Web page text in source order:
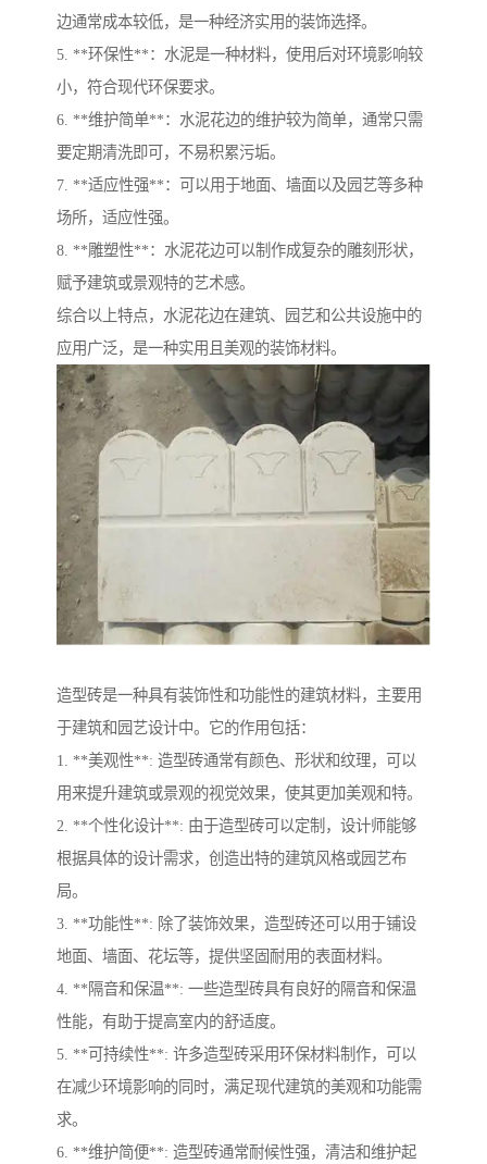
边通常成本较低，是一种经济实用的装饰选择。
5. **环保性**：水泥是一种材料，使用后对环境影响较
小，符合现代环保要求。
6. **维护简单**：水泥花边的维护较为简单，通常只需
要定期清洗即可，不易积累污垢。
7. **适应性强**：可以用于地面、墙面以及园艺等多种
场所，适应性强。
8. **雕塑性**：水泥花边可以制作成复杂的雕刻形状，
赋予建筑或景观特的艺术感。
综合以上特点，水泥花边在建筑、园艺和公共设施中的
应用广泛，是一种实用且美观的装饰材料。
造型砖是一种具有装饰性和功能性的建筑材料，主要用
于建筑和园艺设计中。它的作用包括：
1. **美观性**: 造型砖通常有颜色、形状和纹理，可以
用来提升建筑或景观的视觉效果，使其更加美观和特。
2. **个性化设计**: 由于造型砖可以定制，设计师能够
根据具体的设计需求，创造出特的建筑风格或园艺布
局。
3. **功能性**: 除了装饰效果，造型砖还可以用于铺设
地面、墙面、花坛等，提供坚固耐用的表面材料。
4. **隔音和保温**: 一些造型砖具有良好的隔音和保温
性能，有助于提高室内的舒适度。
5. **可持续性**: 许多造型砖采用环保材料制作，可以
在减少环境影响的同时，满足现代建筑的美观和功能需
求。
6. **维护简便**: 造型砖通常耐候性强，清洁和维护起